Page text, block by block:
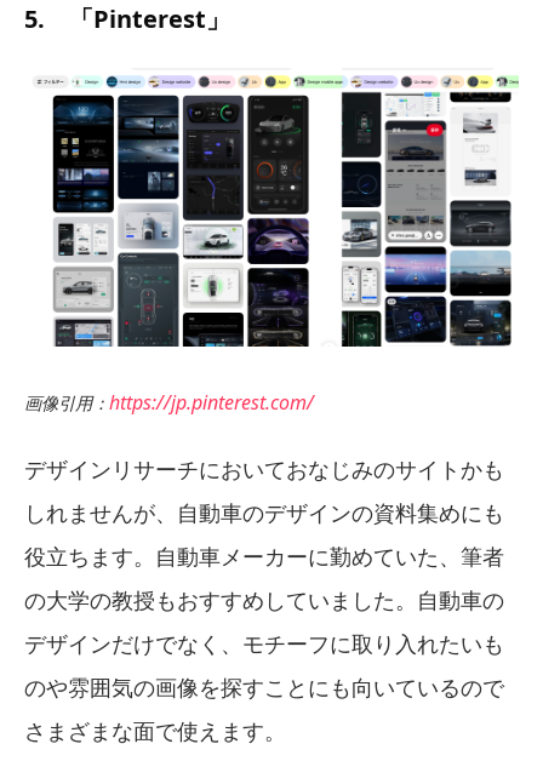
5. 「Pinterest」
画像引用： https://jp.pinterest.com/
デザインリサーチにおいておなじみのサイトかも
しれませんが、自動車のデザインの資料集めにも
役立ちます。自動車メーカーに勤めていた、筆者
の大学の教授もおすすめしていました。自動車の
デザインだけでなく、モチーフに取り入れたいも
のや雰囲気の画像を探すことにも向いているので
さまざまな面で使えます。